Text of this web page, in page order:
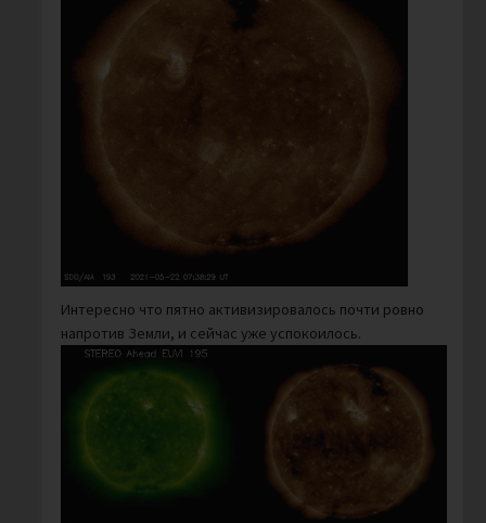
Интересно что пятно активизировалось почти ровно
напротив Земли, и сейчас уже успокоилось.